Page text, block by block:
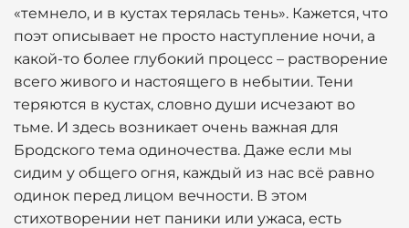
«темнело, и в кустах терялась тень». Кажется, что
поэт описывает не просто наступление ночи, а
какой-то более глубокий процесс – растворение
всего живого и настоящего в небытии. Тени
теряются в кустах, словно души исчезают во
тьме. И здесь возникает очень важная для
Бродского тема одиночества. Даже если мы
сидим у общего огня, каждый из нас всё равно
одинок перед лицом вечности. В этом
стихотворении нет паники или ужаса, есть